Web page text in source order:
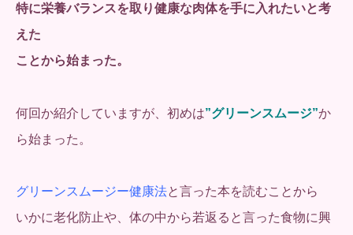
特に栄養バランスを取り健康な肉体を手に入れたいと考
えた
ことから始まった。
何回か紹介していますが、初めは”グリーンスムージ”か
ら始まった。
グリーンスムージー健康法と言った本を読むことから
いかに老化防止や、体の中から若返ると言った食物に興